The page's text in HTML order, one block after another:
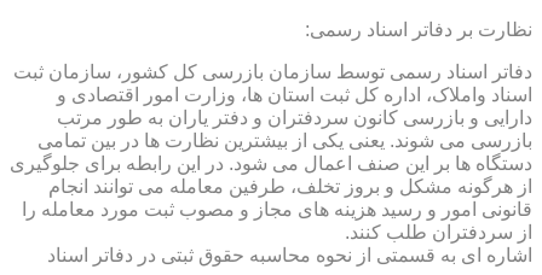
نظارت بر دفاتر اسناد رسمی:
دفاتر اسناد رسمی توسط سازمان بازرسی کل کشور، سازمان ثبت
اسناد واملاک، اداره کل ثبت استان ها، وزارت امور اقتصادی و
دارایی و بازرسی کانون سردفتران و دفتر یاران به طور مرتب
بازرسی می شوند. یعنی یکی از بیشترین نظارت ها در بین تمامی
دستگاه ها بر این صنف اعمال می شود. در این رابطه برای جلوگیری
از هرگونه مشکل و بروز تخلف، طرفین معامله می توانند انجام
قانونی امور و رسید هزینه های مجاز و مصوب ثبت مورد معامله را
از سردفتران طلب کنند.
اشاره ای به قسمتی از نحوه محاسبه حقوق ثبتی در دفاتر اسناد